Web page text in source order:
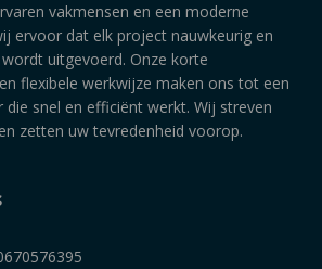
vakmensen en een moderne
ervoor dat elk project nauwkeurig en
uitgevoerd. Onze korte
flexibele werkwijze maken ons tot een
snel en efficiënt werkt. Wij streven
zetten uw tevredenheid voorop.